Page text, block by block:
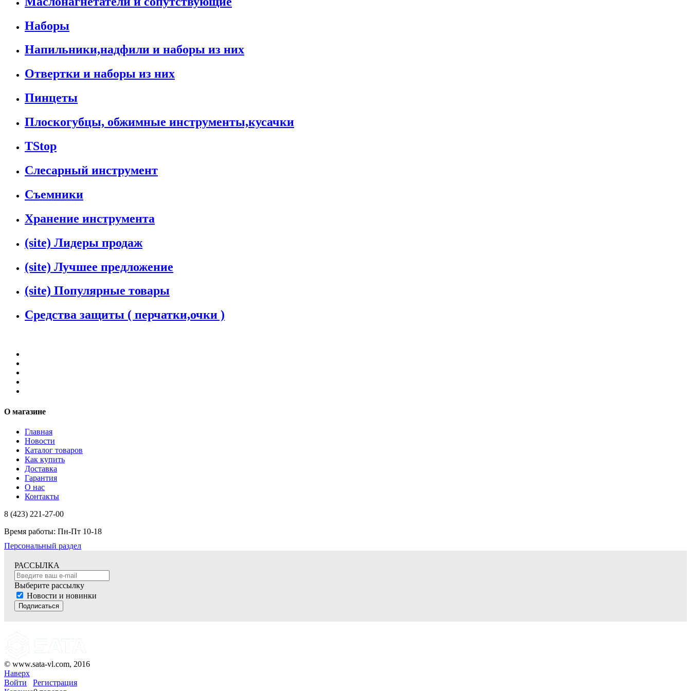
Наборы
Напильники,надфили и наборы из них
Отвертки и наборы из них
Пинцеты
Плоскогубцы, обжимные инструменты,кусачки
TStop
Слесарный инструмент
Съемники
Хранение инструмента
(site) Лидеры продаж
(site) Лучшее предложение
(site) Популярные товары
Средства защиты ( перчатки,очки )
О магазине
Главная
Новости
Каталог товаров
Как купить
Доставка
Гарантия
О нас
Контакты
8 (423) 221-27-00
Время работы: Пн-Пт 10-18
Персональный раздел
РАССЫЛКА
Выберите рассылку
Новости и новинки
Подписаться
© www.sata-vl.com, 2016
Наверх
Войти
Регистрация